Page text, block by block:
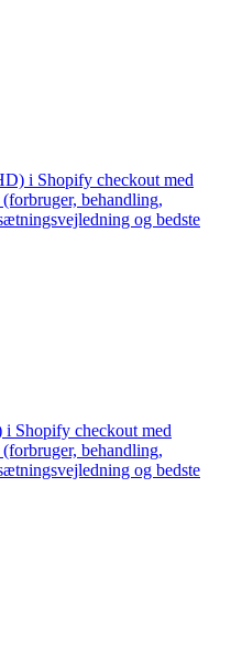
i Shopify checkout med
behandling,
og bedste
Shopify checkout med
behandling,
og bedste